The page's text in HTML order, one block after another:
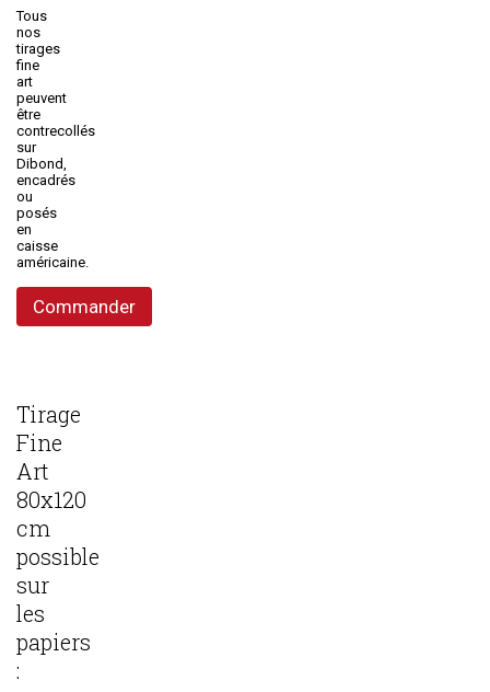
Tous
nos
tirages
fine
art
peuvent
être
contrecollés
sur
Dibond,
encadrés
ou
posés
en
caisse
américaine.
Commander
Tirage
Fine
Art
80x120
cm
possible
sur
les
papiers
: